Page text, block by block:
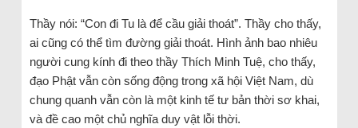
Thầy nói: “Con đi Tu là để cầu giải thoát”. Thầy cho thấy,
ai cũng có thể tìm đường giải thoát. Hình ảnh bao nhiêu
người cung kính đi theo thầy Thích Minh Tuệ, cho thấy,
đạo Phật vẫn còn sống động trong xã hội Việt Nam, dù
chung quanh vẫn còn là một kinh tế tư bản thời sơ khai,
và đề cao một chủ nghĩa duy vật lỗi thời.